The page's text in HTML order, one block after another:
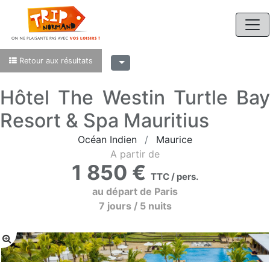
Retour aux résultats
Hôtel The Westin Turtle Bay
Resort & Spa Mauritius
Océan Indien
Maurice
A partir de
1 850 € TTC / pers.
au départ de Paris
7 jours / 5 nuits